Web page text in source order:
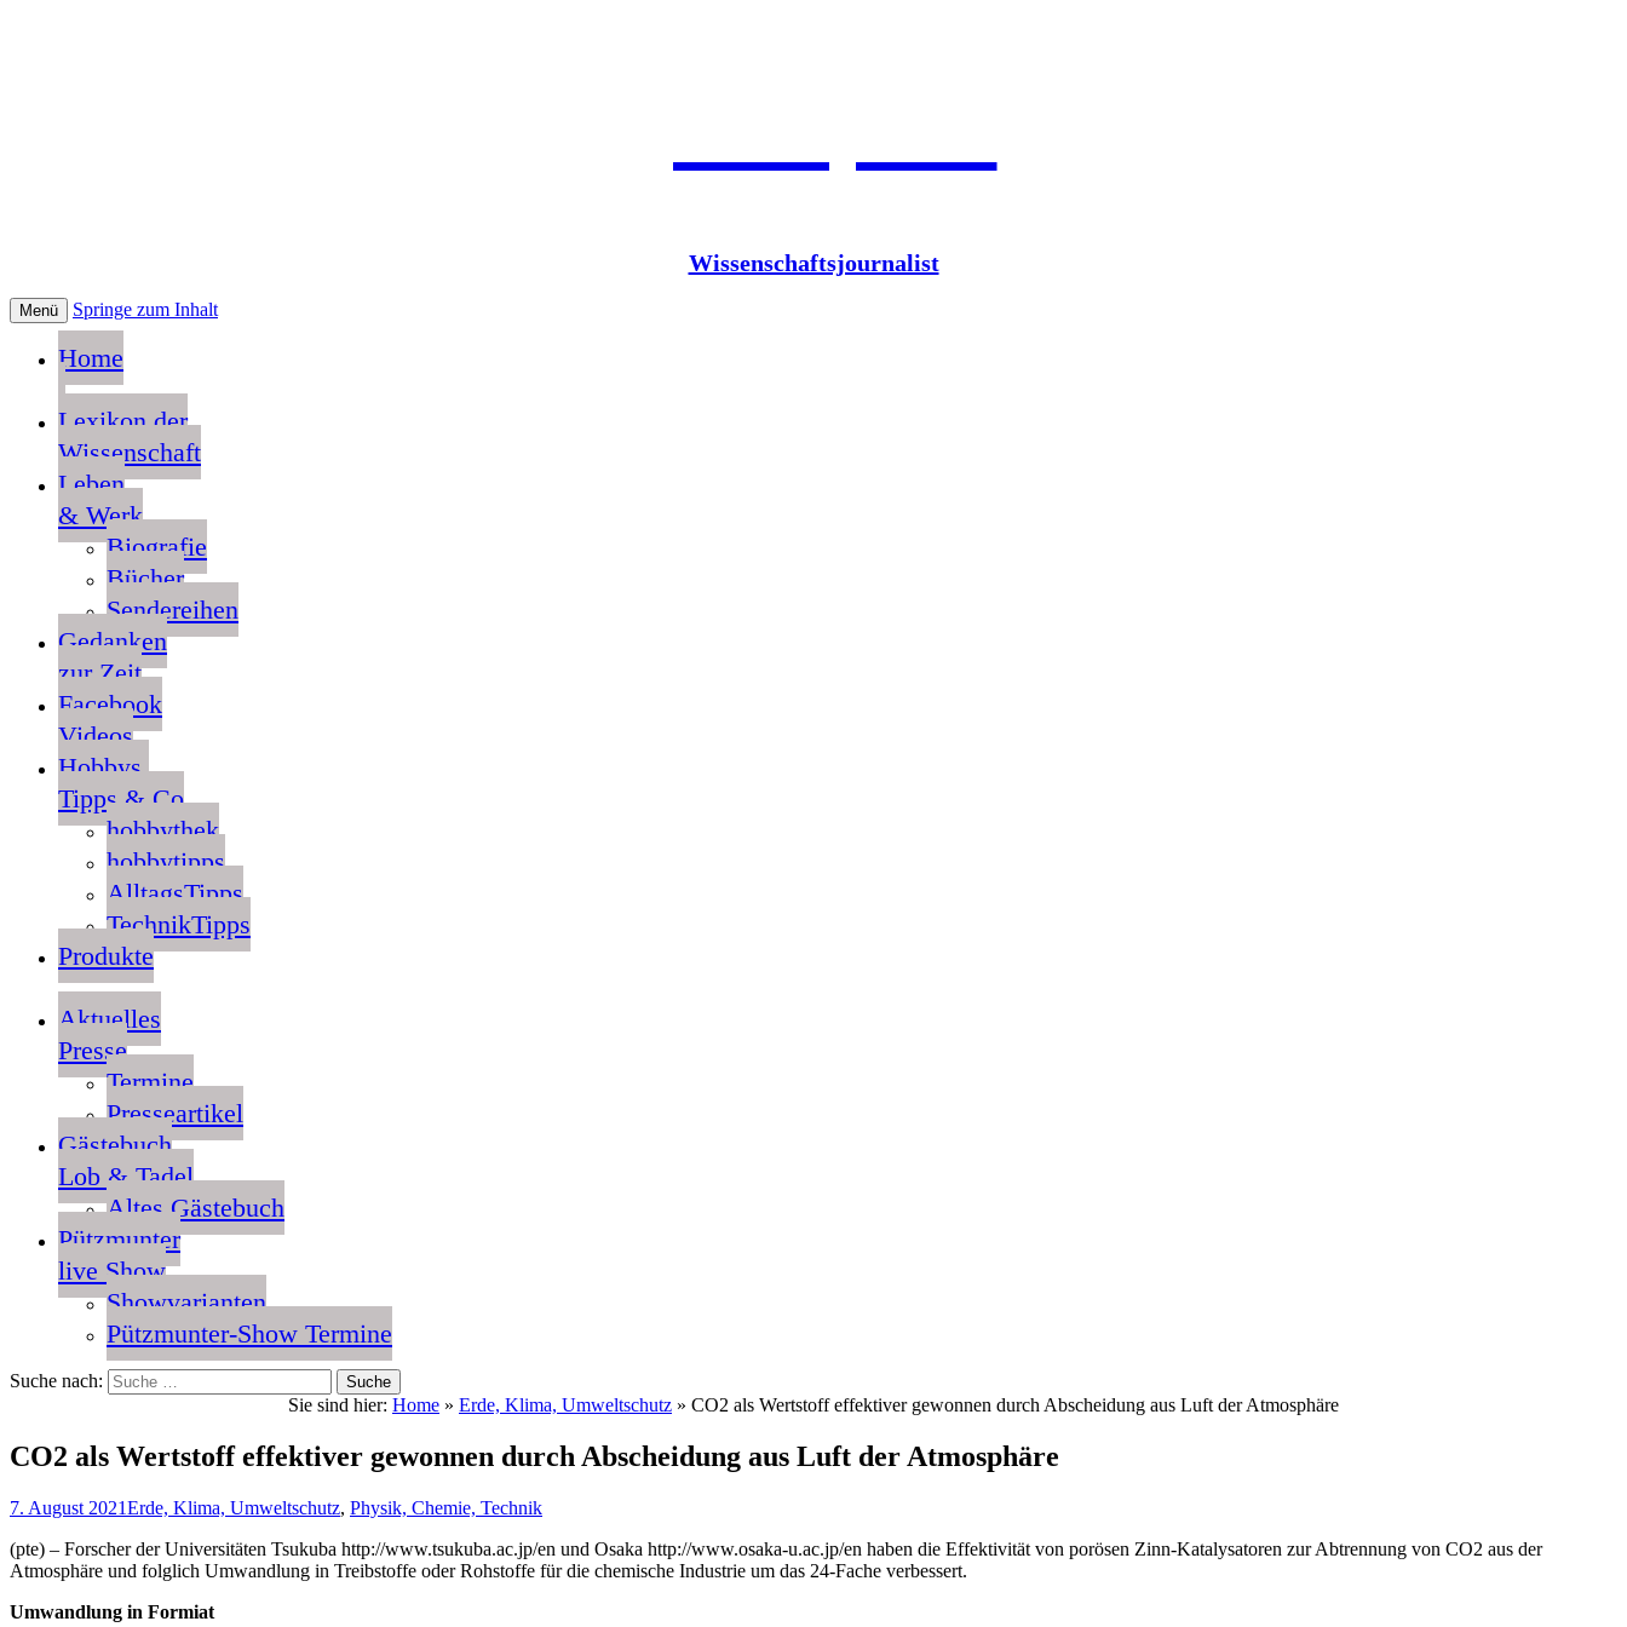
Jean Pütz
Wissenschaftsjournalist
Menü Springe zum Inhalt
Home
Lexikon der
Wissenschaft
Leben
& Werk
Biografie
Bücher
Sendereihen
Gedanken
zur Zeit
Facebook
Videos
Hobbys,
Tipps & Co
hobbythek
hobbytipps
AlltagsTipps
TechnikTipps
Produkte
Aktuelles
Presse
Termine
Presseartikel
Gästebuch
Lob & Tadel
Altes Gästebuch
Pützmunter
live Show
Showvarianten
Pützmunter-Show Termine
Suche nach:
Sie sind hier: Home » Erde, Klima, Umweltschutz » CO2 als Wertstoff effektiver gewonnen durch Abscheidung aus Luft der Atmosphäre
CO2 als Wertstoff effektiver gewonnen durch Abscheidung aus Luft der Atmosphäre
7. August 2021Erde, Klima, Umweltschutz, Physik, Chemie, Technik
(pte) – Forscher der Universitäten Tsukuba http://www.tsukuba.ac.jp/en und Osaka http://www.osaka-u.ac.jp/en haben die Effektivität von porösen Zinn-Katalysatoren zur Abtrennung von CO2 aus der
Atmosphäre und folglich Umwandlung in Treibstoffe oder Rohstoffe für die chemische Industrie um das 24-Fache verbessert.
Umwandlung in Formiat